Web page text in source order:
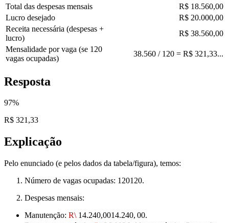
Total das despesas mensais
R$ 18.560,00
Lucro desejado
R$ 20.000,00
Receita necessária (despesas +
lucro)
R$ 38.560,00
Mensalidade por vaga (se 120
vagas ocupadas)
38.560 / 120 = R$ 321,33...
Resposta
97%
R$ 321,33
Explicação
Pelo enunciado (e pelos dados da tabela/figura), temos:
Número de vagas ocupadas: 120120.
Despesas mensais:
Manutenção: R\ 14.240,0014.240, 00.